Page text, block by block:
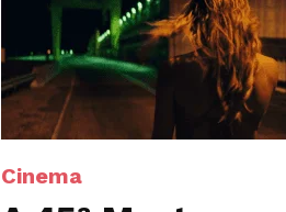
Cinema